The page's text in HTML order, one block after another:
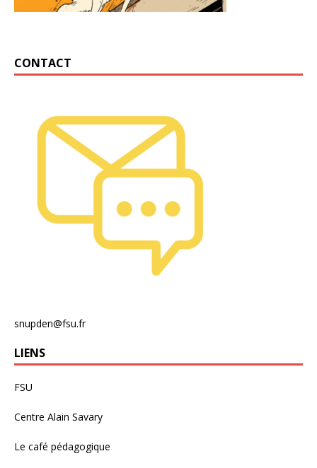
CONTACT
snupden@fsu.fr
LIENS
FSU
Centre Alain Savary
Le café pédagogique